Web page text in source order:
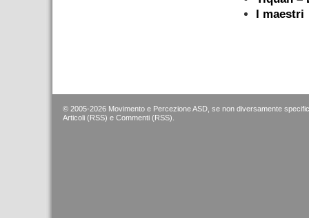
I maestri
© 2005-2026 Movimento e Percezione ASD, se non diversamente
Articoli (RSS) e Commenti (RSS)